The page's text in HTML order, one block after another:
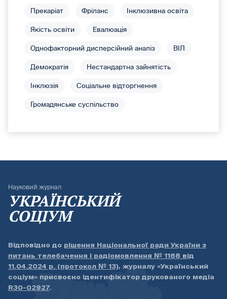
Прекаріат Фріланс Інклюзивна освіта
Якість освіти Евалюація
Однофакторний дисперсійний аналіз ВІЛ
Демократія Нестандартна зайнятість
Інклюзія Соціальне відторгнення
Громадянське суспільство
Науковий журнал
УКРАЇНСЬКИЙ
СОЦІУМ
Відповідно до рішення Національної ради України з
питань телебачення і радіомовлення № 1168 від
11.04.2024 р. (протокол № 13), журналу «Український
соціум» присвоєно ідентифікатор друкованого медіа
R30-02927.